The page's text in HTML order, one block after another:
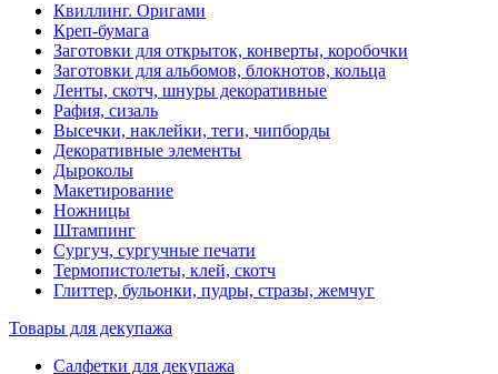
Квиллинг. Оригами
Креп-бумага
Заготовки для открыток, конверты, коробочки
Заготовки для альбомов, блокнотов, кольца
Ленты, скотч, шнуры декоративные
Рафия, сизаль
Высечки, наклейки, теги, чипборды
Декоративные элементы
Дыроколы
Макетирование
Ножницы
Штампинг
Сургуч, сургучные печати
Термопистолеты, клей, скотч
Глиттер, бульонки, пудры, стразы, жемчуг
Товары для декупажа
Салфетки для декупажа